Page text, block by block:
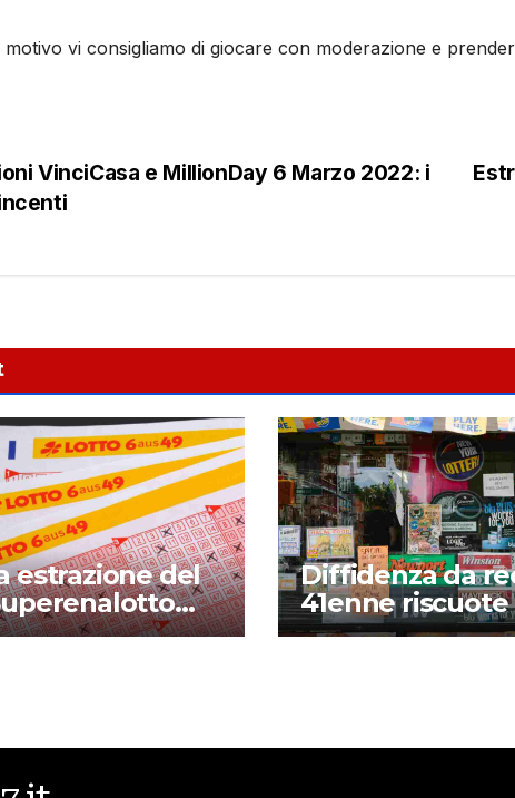
motivo vi consigliamo di giocare con moderazione e
VinciCasa e MillionDay 6 Marzo 2022: i
estrazione del
permanente?
Diffidenza da
41enne riscuote
vincita alla